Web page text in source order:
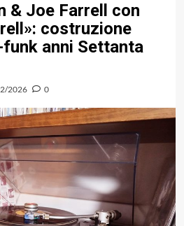
& Joe Farrell con
costruzione
anni Settanta
2026 0